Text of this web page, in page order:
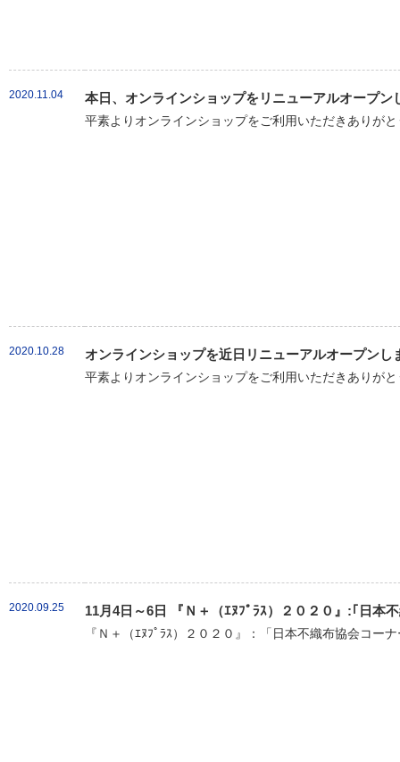
2020.11.04 本日、オンラインショップをリニューアルオープン
平素よりオンラインショップをご利用いただきありが
2020.10.28 オンラインショップを近日リニューアルオープンし
平素よりオンラインショップをご利用いただきありが
2020.09.25 11月4日～6日 『Ｎ＋（ｴﾇﾌﾟﾗｽ）２０２０』:｢日本
『Ｎ＋（ｴﾇﾌﾟﾗｽ）２０２０』：「日本不織布協会コー